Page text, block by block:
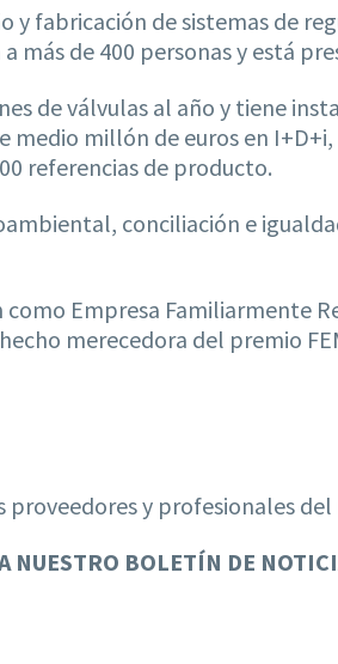
y fabricación de sistemas de
de 400 personas y está
de válvulas al año y tiene
millón de euros en
referencias de producto.
conciliación e
Empresa Familiarmente
merecedora del premio
y profesionales
NUESTRO BOLETÍN DE